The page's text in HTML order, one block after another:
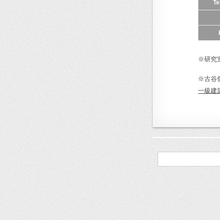
※研究
※古谷
一級建
検